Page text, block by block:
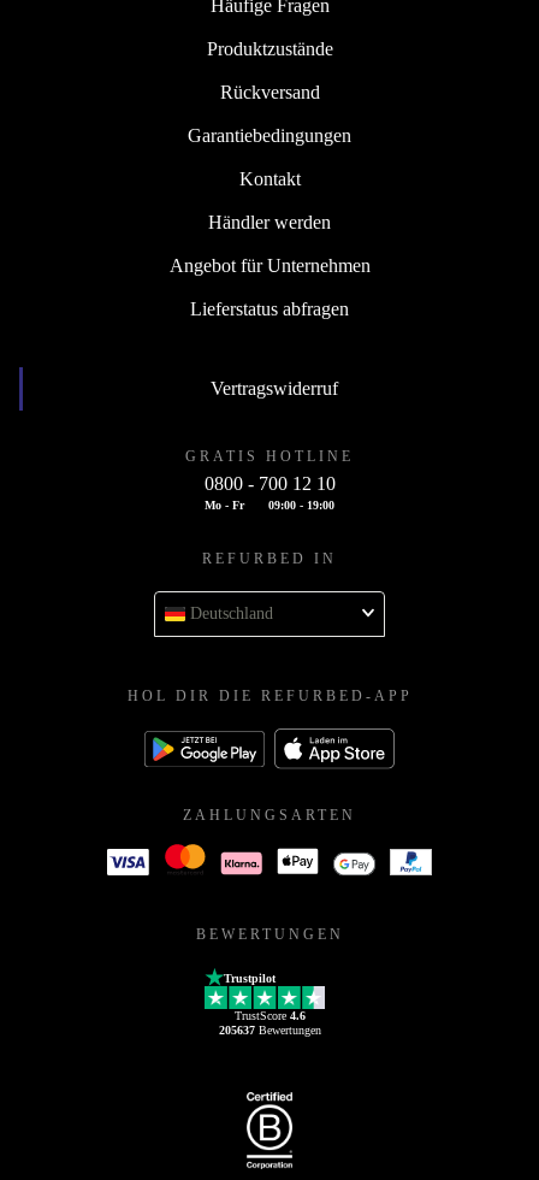
Häufige Fragen
Produktzustände
Rückversand
Garantiebedingungen
Kontakt
Händler werden
Angebot für Unternehmen
Lieferstatus abfragen
Vertragswiderruf
GRATIS HOTLINE
0800 - 700 12 10
Mo - Fr 09:00 - 19:00
REFURBED IN
Deutschland
HOL DIR DIE REFURBED-APP
ZAHLUNGSARTEN
BEWERTUNGEN
Trustpilot
TrustScore 4.6
205637Bewertungen